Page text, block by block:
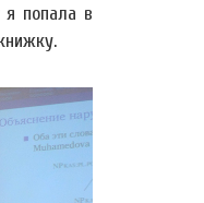
я попала в